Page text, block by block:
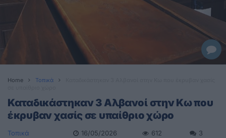
Home Τοπικά
Καταδικάστηκαν 3 Αλβανοί στην Κω που
έκρυβαν χασίς σε υπαίθριο χώρο
Τοπικά 16/05/2026 612 3